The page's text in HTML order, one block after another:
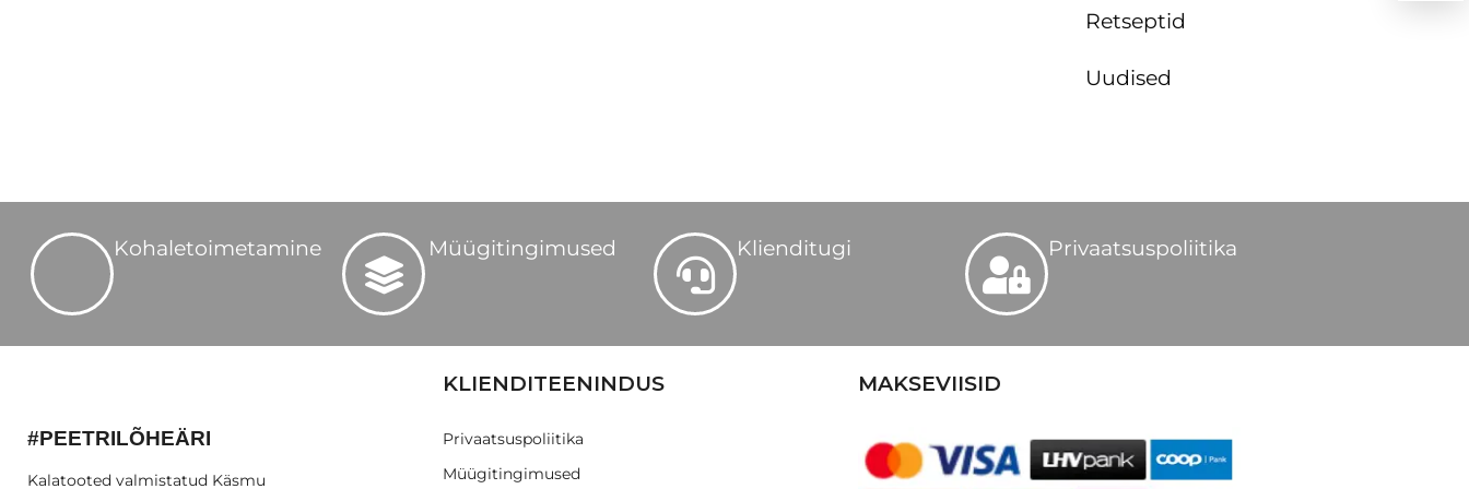
Retseptid
Uudised
Kohaletoimetamine Müügitingimused Klienditugi Privaatsuspoliitika
#PEETRILÕHEÄRI
Kalatooted valmistatud Käsmu
KLIENDITEENINDUS
Privaatsuspoliitika
Müügitingimused
MAKSEVIISID